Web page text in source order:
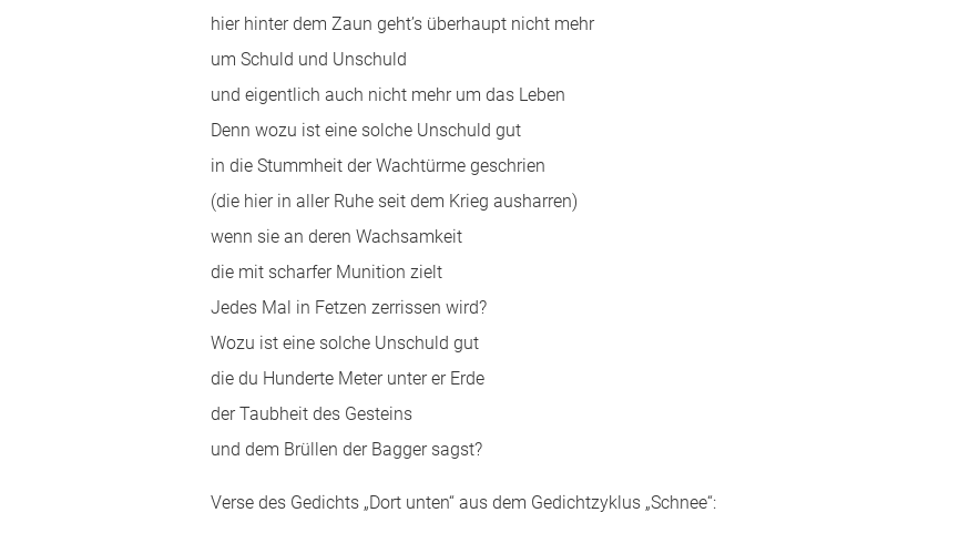
hier hinter dem Zaun geht’s überhaupt nicht mehr
um Schuld und Unschuld
und eigentlich auch nicht mehr um das Leben
Denn wozu ist eine solche Unschuld gut
in die Stummheit der Wachtürme geschrien
(die hier in aller Ruhe seit dem Krieg ausharren)
wenn sie an deren Wachsamkeit
die mit scharfer Munition zielt
Jedes Mal in Fetzen zerrissen wird?
Wozu ist eine solche Unschuld gut
die du Hunderte Meter unter er Erde
der Taubheit des Gesteins
und dem Brüllen der Bagger sagst?
Verse des Gedichts „Dort unten“ aus dem Gedichtzyklus „Schnee“: